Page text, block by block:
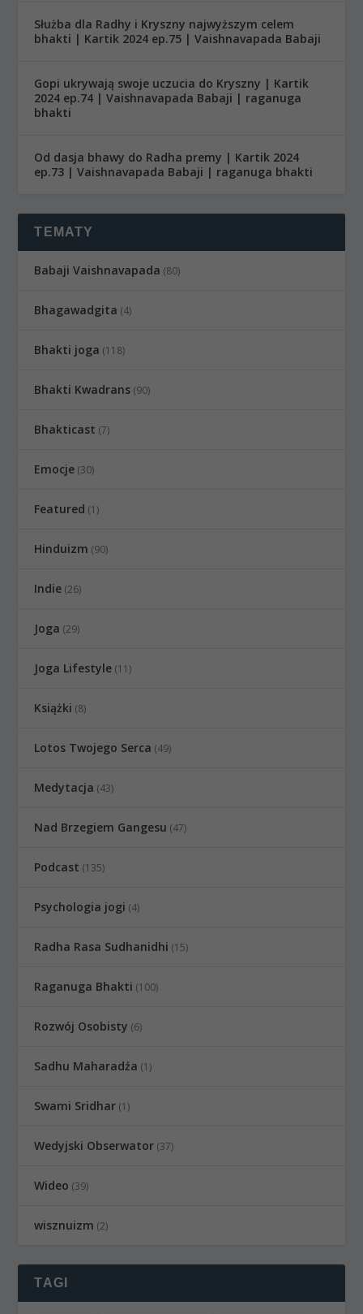
Służba dla Radhy i Kryszny najwyższym celem
bhakti | Kartik 2024 ep.75 | Vaishnavapada Babaji
Gopi ukrywają swoje uczucia do Kryszny | Kartik
2024 ep.74 | Vaishnavapada Babaji | raganuga
bhakti
Od dasja bhawy do Radha premy | Kartik 2024
ep.73 | Vaishnavapada Babaji | raganuga bhakti
TEMATY
Babaji Vaishnavapada (80)
Bhagawadgita (4)
Bhakti joga (118)
Bhakti Kwadrans (90)
Bhakticast (7)
Emocje (30)
Featured (1)
Hinduizm (90)
Indie (26)
Joga (29)
Joga Lifestyle (11)
Książki (8)
Lotos Twojego Serca (49)
Medytacja (43)
Nad Brzegiem Gangesu (47)
Podcast (135)
Psychologia jogi (4)
Radha Rasa Sudhanidhi (15)
Raganuga Bhakti (100)
Rozwój Osobisty (6)
Sadhu Maharadźa (1)
Swami Sridhar (1)
Wedyjski Obserwator (37)
Wideo (39)
wisznuizm (2)
TAGI